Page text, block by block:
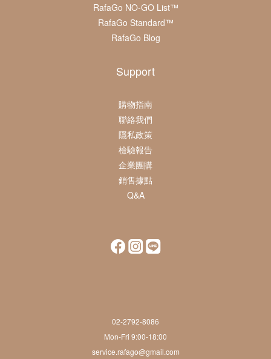
RafaGo NO-GO List™
RafaGo Standard™
RafaGo Blog
Support
購物指南
聯絡我們
隱私政策
檢驗報告
企業團購
銷售據點
Q&A
02-2792-8086
Mon-Fri 9:00-18:00
service.rafago@gmail.com